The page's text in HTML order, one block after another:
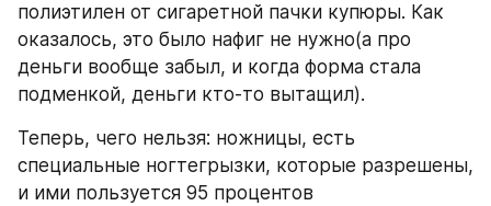
полиэтилен от сигаретной пачки купюры. Как
оказалось, это было нафиг не нужно(а про
деньги вообще забыл, и когда форма стала
подменкой, деньги кто-то вытащил).
Теперь, чего нельзя: ножницы, есть
специальные ногтегрызки, которые разрешены,
и ими пользуется 95 процентов